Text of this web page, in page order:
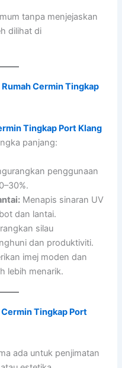
tanpa menjejaskan
dilihat di
Cermin Tingkap
Tingkap Port Klang
panjang:
penggunaan
Menapis sinaran UV
dan lantai.
silau
dan produktiviti.
imej moden dan
lebih menarik.
Tingkap Port
ada untuk penjimatan